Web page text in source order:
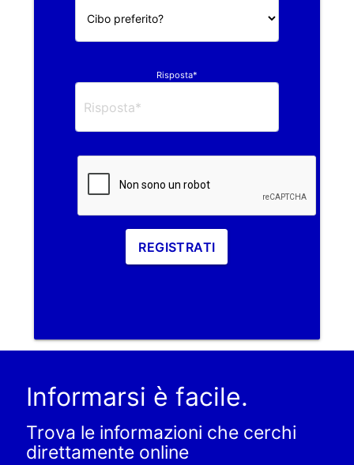
Risposta*
REGISTRATI
Informarsi è facile.
Trova le informazioni che cerchi
direttamente online